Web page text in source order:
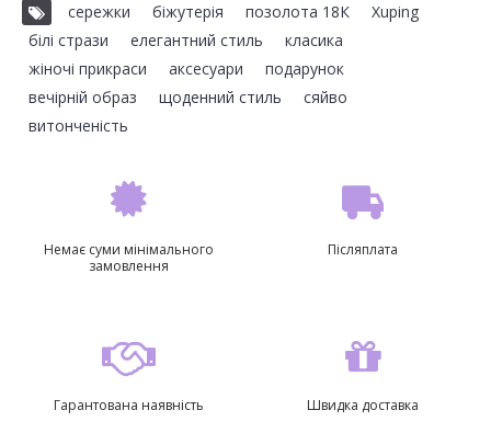
сережки біжутерія позолота 18К Xuping
білі стрази
елегантний стиль класика
жіночі прикраси
аксесуари подарунок
вечірній образ
щоденний стиль сяйво
витонченість
Немає суми мінімального
замовлення
Післяплата
Гарантована наявність Швидка доставка